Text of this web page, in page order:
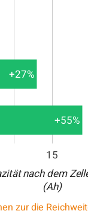
15
+27%
+55%
nach dem
(Ah)
zur die